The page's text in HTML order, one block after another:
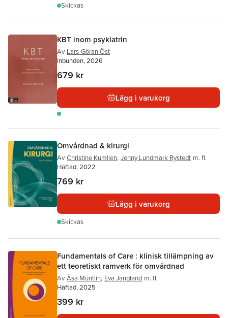
Skickas
KBT inom psykiatrin
Av Lars-Göran Öst
Inbunden, 2026
679 kr
Lägg i varukorg
Omvårdnad & kirurgi
Av Christine Kumlien, Jenny Lundmark Rystedt m. fl.
Häftad, 2022
769 kr
Lägg i varukorg
Skickas
Fundamentals of Care : klinisk tillämpning av
ett teoretiskt ramverk för omvårdnad
Av Åsa Muntlin, Eva Jangland m. fl.
Häftad, 2025
399 kr